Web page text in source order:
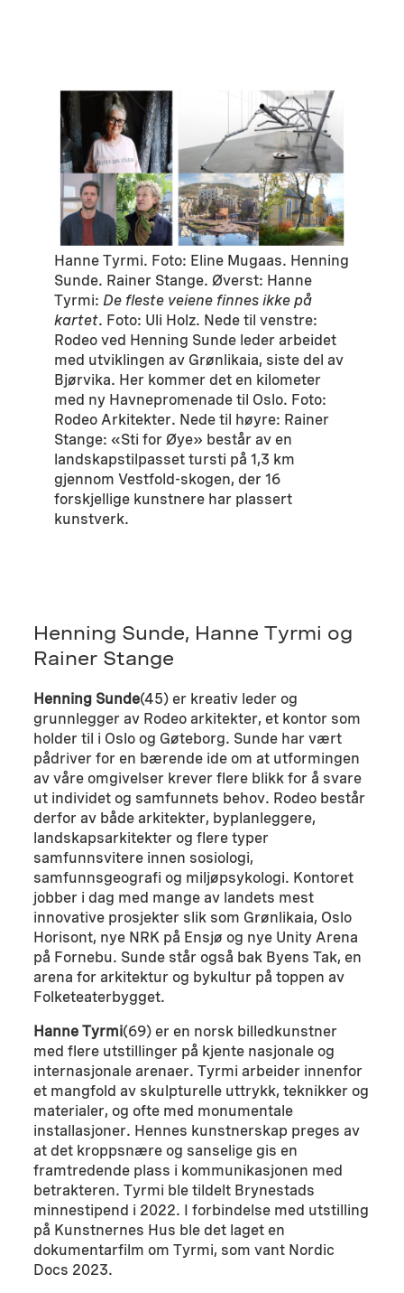
Hanne Tyrmi. Foto: Eline Mugaas. Henning
Sunde. Rainer Stange. Øverst: Hanne
Tyrmi:De fleste veiene finnes ikke på
kartet. Foto: Uli Holz. Nede til venstre:
Rodeo ved Henning Sunde leder arbeidet
med utviklingen av Grønlikaia, siste del av
Bjørvika. Her kommer det en kilometer
med ny Havnepromenade til Oslo. Foto:
Rodeo Arkitekter. Nede til høyre: Rainer
Stange: «Sti for Øye» består av en
landskapstilpasset tursti på 1,3 km
gjennom Vestfold-skogen, der 16
forskjellige kunstnere har plassert
kunstverk.
Henning Sunde, Hanne Tyrmi og
Rainer Stange
Henning Sunde(45) er kreativ leder og
grunnlegger av Rodeo arkitekter, et kontor som
holder til i Oslo og Gøteborg. Sunde har vært
pådriver for en bærende ide om at utformingen
av våre omgivelser krever flere blikk for å svare
ut individet og samfunnets behov. Rodeo består
derfor av både arkitekter, byplanleggere,
landskapsarkitekter og flere typer
samfunnsvitere innen sosiologi,
samfunnsgeografi og miljøpsykologi. Kontoret
jobber i dag med mange av landets mest
innovative prosjekter slik som Grønlikaia, Oslo
Horisont, nye NRK på Ensjø og nye Unity Arena
på Fornebu. Sunde står også bak Byens Tak, en
arena for arkitektur og bykultur på toppen av
Folketeaterbygget.
Hanne Tyrmi(69) er en norsk billedkunstner
med flere utstillinger på kjente nasjonale og
internasjonale arenaer. Tyrmi arbeider innenfor
et mangfold av skulpturelle uttrykk, teknikker og
materialer, og ofte med monumentale
installasjoner. Hennes kunstnerskap preges av
at det kroppsnære og sanselige gis en
framtredende plass i kommunikasjonen med
betrakteren. Tyrmi ble tildelt Brynestads
minnestipend i 2022. I forbindelse med utstilling
på Kunstnernes Hus ble det laget en
dokumentarfilm om Tyrmi, som vant Nordic
Docs 2023.